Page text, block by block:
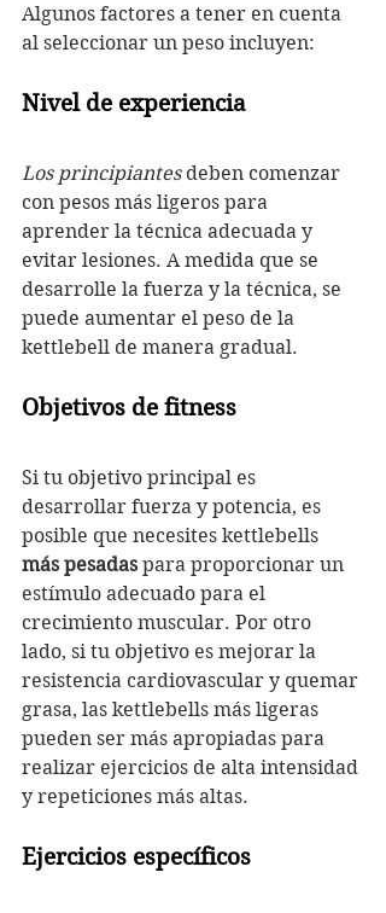
Algunos factores a tener en cuenta
al seleccionar un peso incluyen:
Nivel de experiencia
Los principiantes deben comenzar
con pesos más ligeros para
aprender la técnica adecuada y
evitar lesiones. A medida que se
desarrolle la fuerza y la técnica, se
puede aumentar el peso de la
kettlebell de manera gradual.
Objetivos de fitness
Si tu objetivo principal es
desarrollar fuerza y potencia, es
posible que necesites kettlebells
más pesadas para proporcionar un
estímulo adecuado para el
crecimiento muscular. Por otro
lado, si tu objetivo es mejorar la
resistencia cardiovascular y quemar
grasa, las kettlebells más ligeras
pueden ser más apropiadas para
realizar ejercicios de alta intensidad
y repeticiones más altas.
Ejercicios específicos